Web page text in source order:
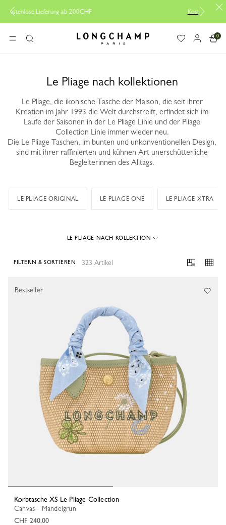
Kostenlose Lieferung ab 200CHF
MENÜSuche Longchamp - Home
0
Le Pliage nach kollektionen
Le Pliage, die ikonische Tasche der Maison, die seit ihrer
Kreation im Jahr 1993 die Welt durchstreift, erfindet sich im
Laufe der Saisonen in der Le Pliage Linie und der Pliage
Collection Linie immer wieder neu.
Die Le Pliage Taschen, im bunten und unkonventionellen Design,
sind mit ihrer raffinierten und kühnen Art unerschütterliche
Begleiterinnen des Alltags.
LE PLIAGE ORIGINAL LE PLIAGE ONE LE PLIAGE XTRA
LE PLIAGE NACH KOLLEKTION
323 Artikel
FILTERN & SORTIEREN
Korbtasche XS Le Pliage Collection
Canvas - Mandelgrün
CHF 240,00
Bestseller